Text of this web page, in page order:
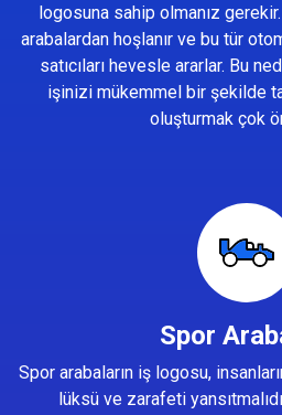
logosuna sahip olmanız
arabalardan hoşlanır ve bu tür
satıcıları hevesle ararlar. Bu
işinizi mükemmel bir şekilde
oluşturmak çok
Spor
Spor arabaların iş logosu,
lüksü ve zarafeti